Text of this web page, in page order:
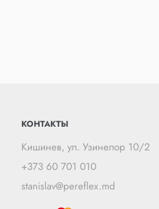
КОНТАКТЫ
Кишинев, ул. Узинелор 10/2
+373 60 701 010
stanislav@pereflex.md